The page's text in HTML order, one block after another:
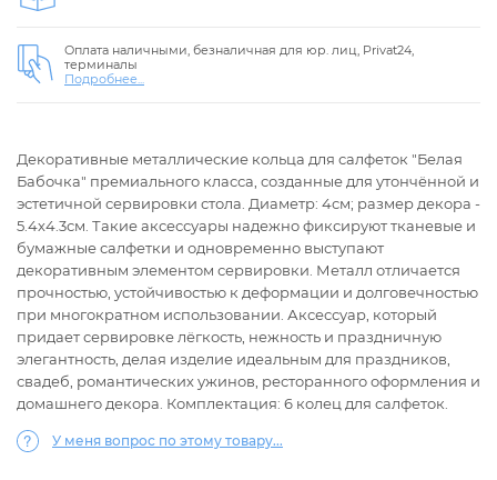
Оплата наличными, безналичная для юр. лиц, Privat24,
терминалы
Подробнее...
Декоративные металлические кольца для салфеток "Белая
Бабочка" премиального класса, созданные для утончённой и
эстетичной сервировки стола. Диаметр: 4см; размер декора -
5.4х4.3см. Такие аксессуары надежно фиксируют тканевые и
бумажные салфетки и одновременно выступают
декоративным элементом сервировки. Металл отличается
прочностью, устойчивостью к деформации и долговечностью
при многократном использовании. Аксессуар, который
придает сервировке лёгкость, нежность и праздничную
элегантность, делая изделие идеальным для праздников,
свадеб, романтических ужинов, ресторанного оформления и
домашнего декора. Комплектация: 6 колец для салфеток.
У меня вопрос по этому товару...